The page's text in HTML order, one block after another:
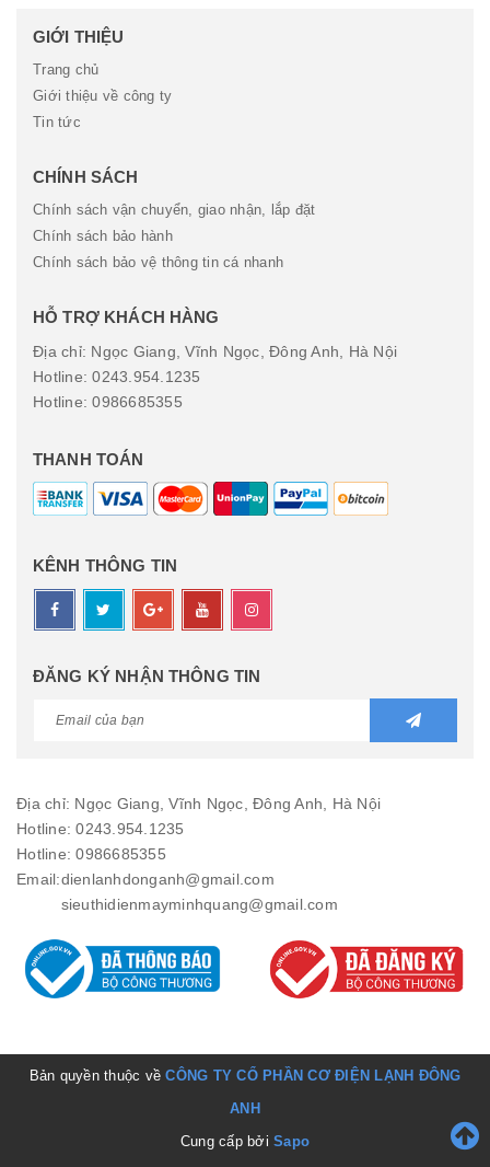
GIỚI THIỆU
Trang chủ
Giới thiệu về công ty
Tin tức
CHÍNH SÁCH
Chính sách vận chuyển, giao nhận, lắp đặt
Chính sách bảo hành
Chính sách bảo vệ thông tin cá nhanh
HỖ TRỢ KHÁCH HÀNG
Địa chỉ: Ngọc Giang, Vĩnh Ngọc, Đông Anh, Hà Nội
Hotline: 0243.954.1235
Hotline: 0986685355
THANH TOÁN
KÊNH THÔNG TIN
ĐĂNG KÝ NHẬN THÔNG TIN
Địa chỉ: Ngọc Giang, Vĩnh Ngọc, Đông Anh, Hà Nội
Hotline: 0243.954.1235
Hotline: 0986685355
Email:dienlanhdonganh@gmail.com
sieuthidienmayminhquang@gmail.com
Bản quyền thuộc vềCÔNG TY CỔ PHẦN CƠ ĐIỆN LẠNH ĐÔNG
ANH
Cung cấp bởiSapo